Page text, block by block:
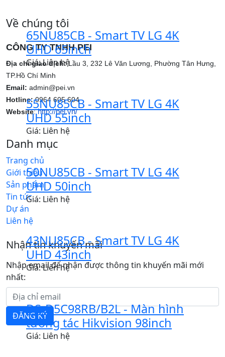
65NU85CB - Smart TV LG 4K
UHD 65inch
Giá: Liên hệ
55NU85CB - Smart TV LG 4K
UHD 55inch
Giá: Liên hệ
50NU85CB - Smart TV LG 4K
UHD 50inch
Giá: Liên hệ
43NU85CB - Smart TV LG 4K
UHD 43inch
Giá: Liên hệ
DS-D5C98RB/B2L - Màn hình
tương tác Hikvision 98inch
Giá: Liên hệ
Về chúng tôi
CÔNG TY TNHH PEI
Địa chỉ giao dịch:Lầu 3, 232 Lê Văn Lương, Phường Tân Hưng,
TP.Hồ Chí Minh
Email: admin@pei.vn
Hotline:0964 605 604
Website:http://pei.vn/
Danh mục
Trang chủ
Giới thiệu
Sản phẩm
Tin tức
Dự án
Liên hệ
Nhận tin khuyến mãi
Nhập email để nhận được thông tin khuyến mãi mới
nhất:
ĐĂNG KÝ